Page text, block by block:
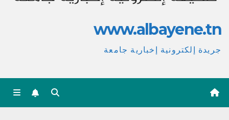
www.albayene.tn
جريدة إلكترونية إخبارية جامعة